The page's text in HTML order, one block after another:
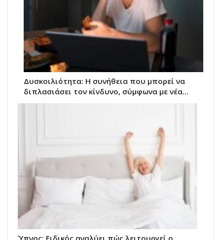
Δυσκοιλιότητα: Η συνήθεια που μπορεί να
διπλασιάσει τον κίνδυνο, σύμφωνα με νέα…
Ύπνος: Ειδικός αναλύει πώς λειτουργεί ο